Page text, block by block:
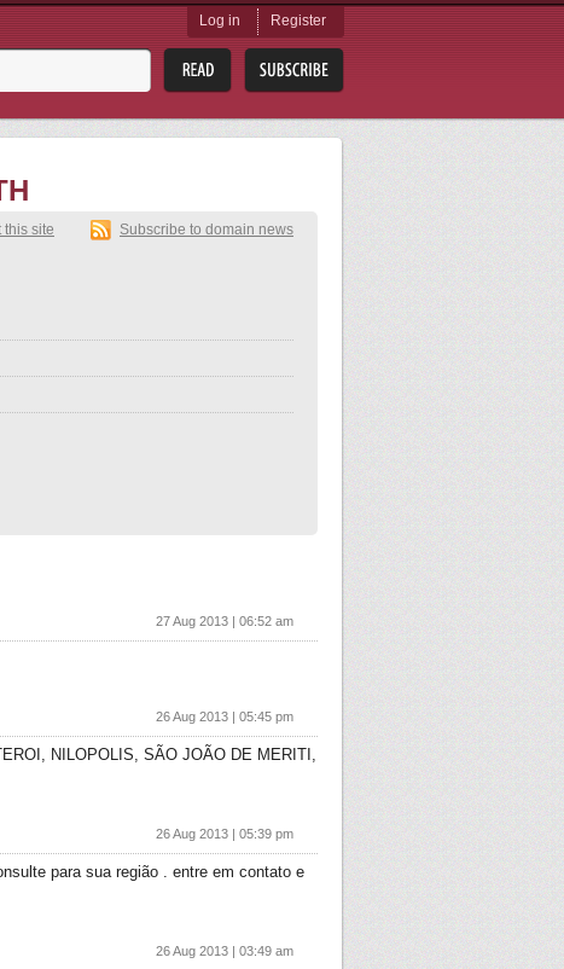
Log in Register
this site Subscribe to domain news
27 Aug 2013 | 06:52 am
26 Aug 2013 | 05:45 pm
NILOPOLIS, SÃO JOÃO DE MERITI,
26 Aug 2013 | 05:39 pm
para sua região . entre em contato e
26 Aug 2013 | 03:49 am